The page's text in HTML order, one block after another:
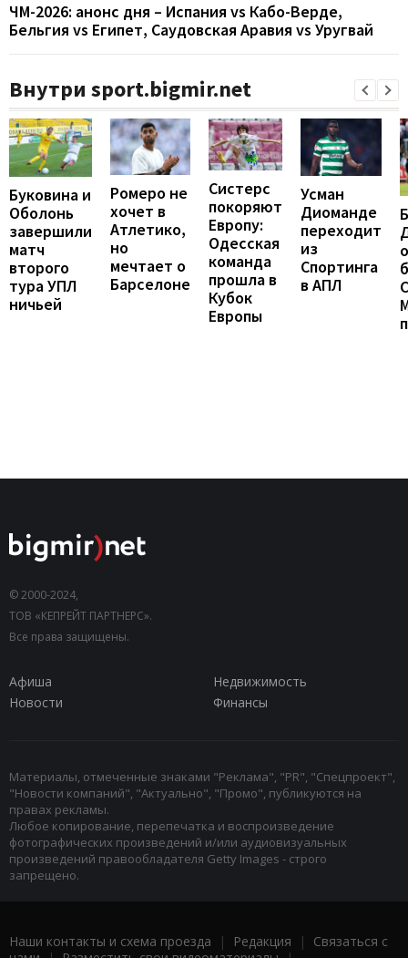
ЧМ-2026: анонс дня – Испания vs Кабо-Верде,
Бельгия vs Египет, Саудовская Аравия vs Уругвай
Внутри sport.bigmir.net
Буковина и
Оболонь
завершили
матч
второго
тура УПЛ
ничьей
Ромеро не
хочет в
Атлетико,
но
мечтает о
Барселоне
Систерс
покоряют
Европу:
Одесская
команда
прошла в
Кубок
Европы
Усман
Диоманде
переходит
из
Спортинга
в АПЛ
© 2000-2024,
ТОВ «КЕПРЕЙТ ПАРТНЕРС».
Все права защищены.
Афиша
Недвижимость
Новости
Финансы
Материалы, отмеченные знаками "Реклама", "PR", "Спецпроект",
"Новости компаний", "Актуально", "Промо", публикуются на
правах рекламы.
Любое копирование, перепечатка и воспроизведение
фотографических произведений и/или аудиовизуальных
произведений правообладателя Getty Images - строго
запрещено.
Наши контакты и схема проезда | Редакция | Связаться с